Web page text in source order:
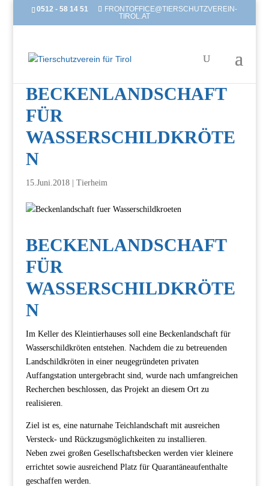
0512 - 58 14 51
FRONTOFFICE@TIERSCHUTZVEREIN-
TIROL.AT
BECKENLANDSCHAFT
FÜR
WASSERSCHILDKRÖTE
N
15.Juni.2018| Tierheim
BECKENLANDSCHAFT
FÜR
WASSERSCHILDKRÖTE
N
Im Keller des Kleintierhauses soll eine Beckenlandschaft für
Wasserschildkröten entstehen. Nachdem die zu betreuenden
Landschildkröten in einer neugegründeten privaten
Auffangstation untergebracht sind, wurde nach umfangreichen
Recherchen beschlossen, das Projekt an diesem Ort zu
realisieren.
Ziel ist es, eine naturnahe Teichlandschaft mit ausreichen
Versteck- und Rückzugsmöglichkeiten zu installieren.
Neben zwei großen Gesellschaftsbecken werden vier kleinere
errichtet sowie ausreichend Platz für Quarantäneaufenthalte
geschaffen werden.